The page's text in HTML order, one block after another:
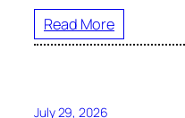
Read More
July 29, 2026